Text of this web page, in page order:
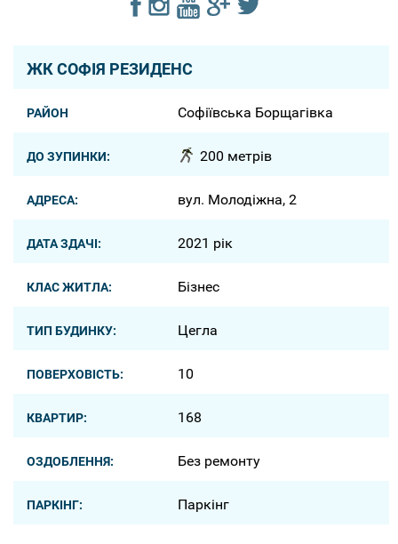
ЖК СОФІЯ РЕЗИДЕНС
РАЙОН Софіївська Борщагівка
ДО ЗУПИНКИ: 200 метрів
АДРЕСА: вул. Молодіжна, 2
ДАТА ЗДАЧІ: 2021 рік
КЛАС ЖИТЛА: Бізнес
ТИП БУДИНКУ: Цегла
ПОВЕРХОВІСТЬ: 10
КВАРТИР: 168
ОЗДОБЛЕННЯ: Без ремонту
ПАРКІНГ: Паркінг